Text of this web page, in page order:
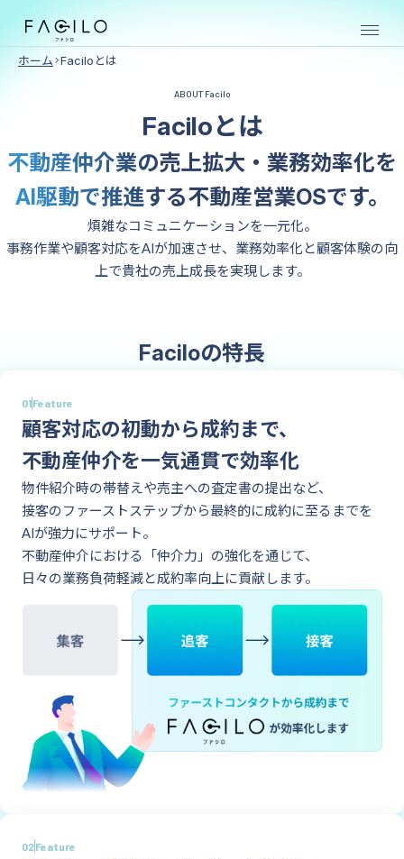
物件
購入
クラ
売却
賃貸クラ
ウド
法人仲介向け
事業用ク
ラウド
ホーム Faciloとは
ABOUT Facilo
Faciloとは
不動産仲介業の売上拡大・業務効率化を
AI駆動で推進する不動産営業OSです。
煩雑なコミュニケーションを一元化。
事務作業や顧客対応をAIが加速させ、業務効率化と顧客体験の向
上で貴社の売上成長を実現します。
Faciloの特長
01Feature
顧客対応の初動から成約まで、
不動産仲介を一気通貫で効率化
物件紹介時の帯替えや売主への査定書の提出など、
接客のファーストステップから最終的に成約に至るまでを
AIが強力にサポート。
不動産仲介における「仲介力」の強化を通じて、
日々の業務負荷軽減と成約率向上に貢献します。
02Feature